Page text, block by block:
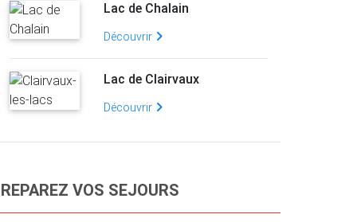
Lac de Chalain
Découvrir
Lac de Clairvaux
Découvrir
VOS SEJOURS